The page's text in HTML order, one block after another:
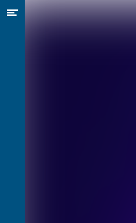
Naar hoofdcontent
Menu
openen